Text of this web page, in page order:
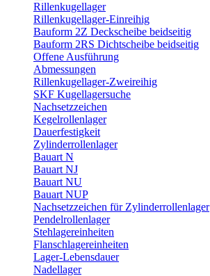
Rillenkugellager
Rillenkugellager-Einreihig
Bauform 2Z Deckscheibe beidseitig
Bauform 2RS Dichtscheibe beidseitig
Offene Ausführung
Abmessungen
Rillenkugellager-Zweireihig
SKF Kugellagersuche
Nachsetzzeichen
Kegelrollenlager
Dauerfestigkeit
Zylinderrollenlager
Bauart N
Bauart NJ
Bauart NU
Bauart NUP
Nachsetzzeichen für Zylinderrollenlager
Pendelrollenlager
Stehlagereinheiten
Flanschlagereinheiten
Lager-Lebensdauer
Nadellager